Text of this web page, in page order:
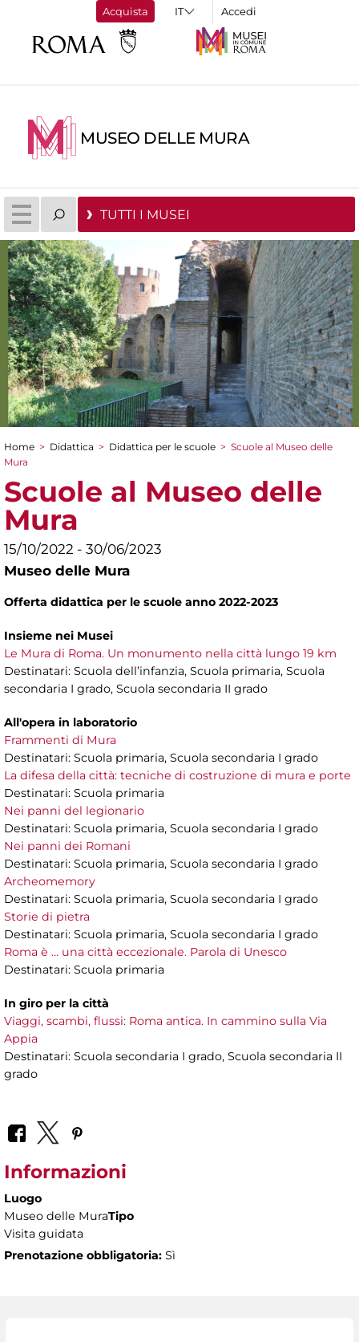
Acquista Accedi
MUSEO DELLE MURA
TUTTI I MUSEI
Tu sei qui
Home > Didattica > Didattica per le scuole > Scuole al Museo delle
Mura
Scuole al Museo delle
Mura
15/10/2022 - 30/06/2023
Museo delle Mura
Offerta didattica per le scuole anno 2022-2023
Insieme nei Musei
Le Mura di Roma. Un monumento nella città lungo 19 km
Destinatari: Scuola dell’infanzia, Scuola primaria, Scuola
secondaria I grado, Scuola secondaria II grado
All'opera in laboratorio
Frammenti di Mura
Destinatari: Scuola primaria, Scuola secondaria I grado
La difesa della città: tecniche di costruzione di mura e porte
Destinatari: Scuola primaria
Nei panni del legionario
Destinatari: Scuola primaria, Scuola secondaria I grado
Nei panni dei Romani
Destinatari: Scuola primaria, Scuola secondaria I grado
Archeomemory
Destinatari: Scuola primaria, Scuola secondaria I grado
Storie di pietra
Destinatari: Scuola primaria, Scuola secondaria I grado
Roma è … una città eccezionale. Parola di Unesco
Destinatari: Scuola primaria
In giro per la città
Viaggi, scambi, flussi: Roma antica. In cammino sulla Via
Appia
Destinatari: Scuola secondaria I grado, Scuola secondaria II
grado
Informazioni
Luogo
Museo delle MuraTipo
Visita guidata
Prenotazione obbligatoria: Sì